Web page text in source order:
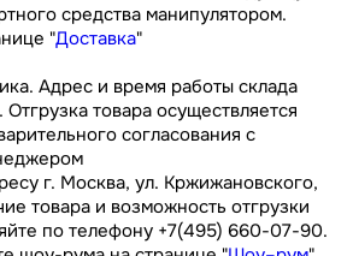
средства манипулятором.
"Доставка"
Адрес и время работы склада
товара осуществляется
согласования с
г. Москва, ул. Кржижановского,
товара и возможность отгрузки
по телефону +7(495) 660-07-90.